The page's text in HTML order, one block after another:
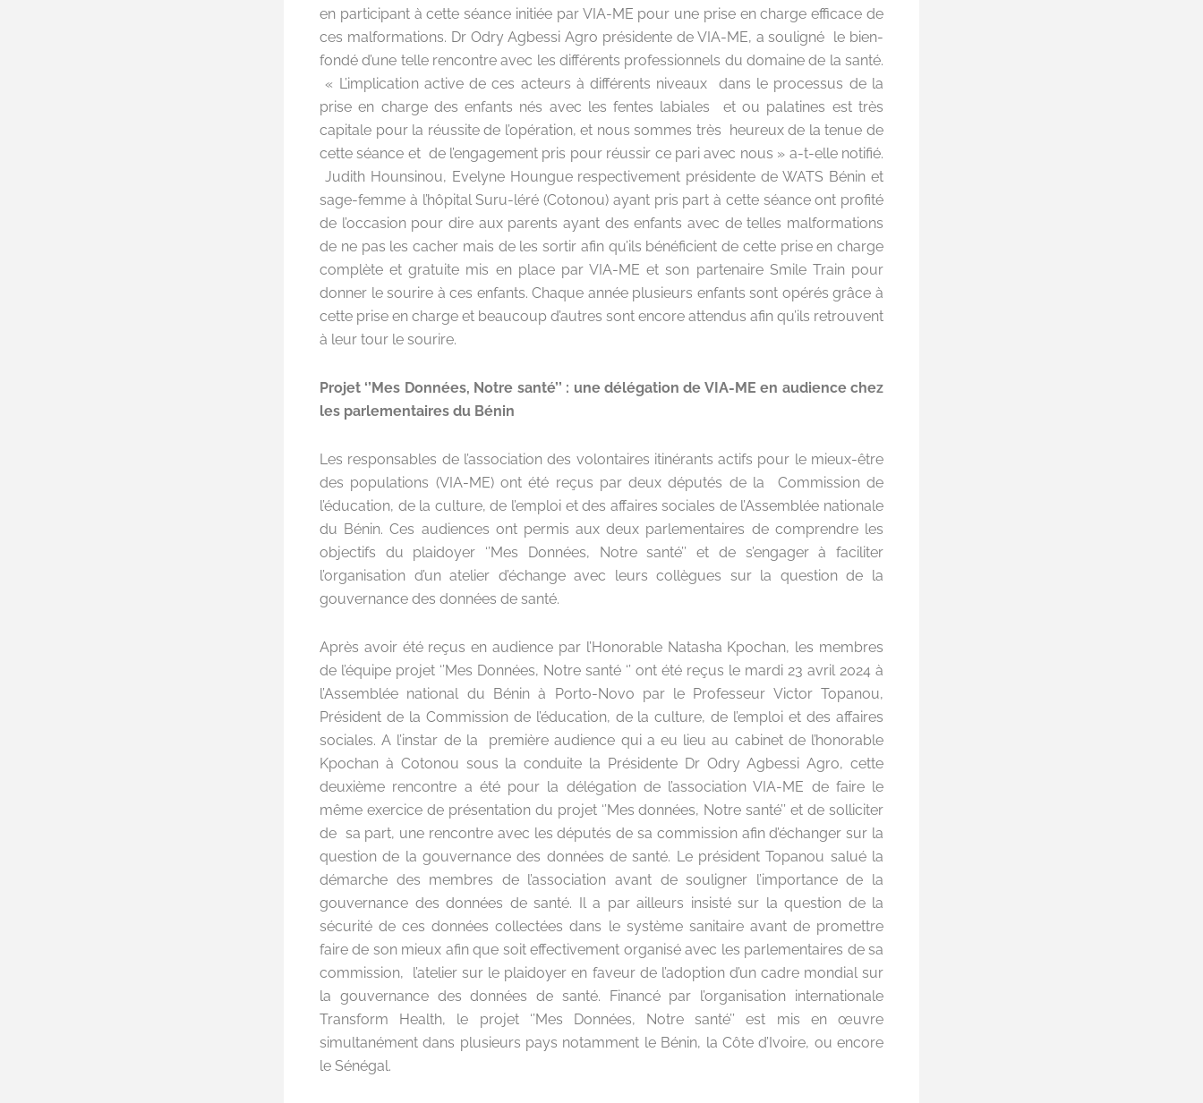
en participant à cette séance initiée par VIA-ME pour une prise en charge efficace de
ces malformations. Dr Odry Agbessi Agro présidente de VIA-ME, a souligné le bien-
fondé d’une telle rencontre avec les différents professionnels du domaine de la santé.
« L’implication active de ces acteurs à différents niveaux dans le processus de la
prise en charge des enfants nés avec les fentes labiales et ou palatines est très
capitale pour la réussite de l’opération, et nous sommes très heureux de la tenue de
cette séance et de l’engagement pris pour réussir ce pari avec nous » a-t-elle notifié.
Judith Hounsinou, Evelyne Houngue respectivement présidente de WATS Bénin et
sage-femme à l’hôpital Suru-léré (Cotonou) ayant pris part à cette séance ont profité
de l’occasion pour dire aux parents ayant des enfants avec de telles malformations
de ne pas les cacher mais de les sortir afin qu’ils bénéficient de cette prise en charge
complète et gratuite mis en place par VIA-ME et son partenaire Smile Train pour
donner le sourire à ces enfants. Chaque année plusieurs enfants sont opérés grâce à
cette prise en charge et beaucoup d’autres sont encore attendus afin qu’ils retrouvent
à leur tour le sourire.
Projet ‘’Mes Données, Notre santé’’ : une délégation de VIA-ME en audience chez
les parlementaires du Bénin
Les responsables de l’association des volontaires itinérants actifs pour le mieux-être
des populations (VIA-ME) ont été reçus par deux députés de la Commission de
l’éducation, de la culture, de l’emploi et des affaires sociales de l’Assemblée nationale
du Bénin. Ces audiences ont permis aux deux parlementaires de comprendre les
objectifs du plaidoyer ‘’Mes Données, Notre santé’’ et de s’engager à faciliter
l’organisation d’un atelier d’échange avec leurs collègues sur la question de la
gouvernance des données de santé.
Après avoir été reçus en audience par l’Honorable Natasha Kpochan, les membres
de l’équipe projet ‘’Mes Données, Notre santé ‘’ ont été reçus le mardi 23 avril 2024 à
l’Assemblée national du Bénin à Porto-Novo par le Professeur Victor Topanou,
Président de la Commission de l’éducation, de la culture, de l’emploi et des affaires
sociales. A l’instar de la première audience qui a eu lieu au cabinet de l’honorable
Kpochan à Cotonou sous la conduite la Présidente Dr Odry Agbessi Agro, cette
deuxième rencontre a été pour la délégation de l’association VIA-ME de faire le
même exercice de présentation du projet ‘’Mes données, Notre santé’’ et de solliciter
de sa part, une rencontre avec les députés de sa commission afin d’échanger sur la
question de la gouvernance des données de santé. Le président Topanou salué la
démarche des membres de l’association avant de souligner l’importance de la
gouvernance des données de santé. Il a par ailleurs insisté sur la question de la
sécurité de ces données collectées dans le système sanitaire avant de promettre
faire de son mieux afin que soit effectivement organisé avec les parlementaires de sa
commission, l’atelier sur le plaidoyer en faveur de l’adoption d’un cadre mondial sur
la gouvernance des données de santé. Financé par l’organisation internationale
Transform Health, le projet ‘’Mes Données, Notre santé’’ est mis en œuvre
simultanément dans plusieurs pays notamment le Bénin, la Côte d’Ivoire, ou encore
le Sénégal.